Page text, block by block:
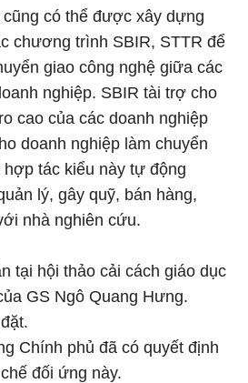
có thể được xây dựng
chương trình SBIR, STTR để
giao công nghệ giữa các
nghiệp. SBIR tài trợ cho
cao của các doanh nghiệp
doanh nghiệp làm chuyển
tác kiểu này tự động
lý, gây quỹ, bán hàng,
nhà nghiên cứu.
tại hội thảo cải cách giáo dục
GS Ngô Quang Hưng.
Chính phủ đã có quyết định
đối ứng này.